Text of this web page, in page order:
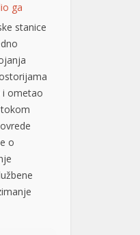
ga
stanice
i ometao
o